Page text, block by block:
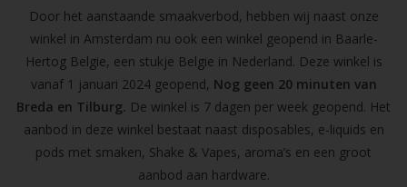
Door het aanstaande smaakverbod, hebben wij naast onze
winkel in Amsterdam nu ook een winkel geopend in Baarle-
Hertog Belgie, een stukje Belgie in Nederland. Deze winkel is
vanaf 1 januari 2024 geopend, Nog geen 20 minuten van
Breda en Tilburg. De winkel is 7 dagen per week geopend. Het
aanbod in deze winkel bestaat naast disposables, e-liquids en
pods met smaken, Shake & Vapes, aroma’s en een groot
aanbod aan hardware.